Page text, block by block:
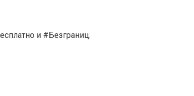
и #Безграниц.